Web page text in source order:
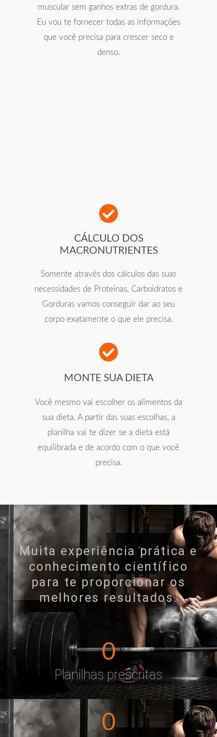
muscular sem ganhos extras de gordura.
Eu vou te fornecer todas as informações
que você precisa para crescer seco e
denso.
CÁLCULO DOS
MACRONUTRIENTES
Somente através dos cálculos das suas
necessidades de Proteínas, Carboidratos e
Gorduras vamos conseguir dar ao seu
corpo exatamente o que ele precisa.
MONTE SUA DIETA
Você mesmo vai escolher os alimentos da
sua dieta. A partir das suas escolhas, a
planilha vai te dizer se a dieta está
equilibrada e de acordo com o que você
precisa.
Muita experiência prática e
conhecimento científico
para te proporcionar os
melhores resultados.
Planilhas prescritas
0
0